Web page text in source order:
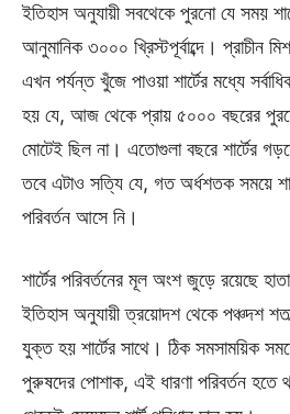
ইতিহাস অনুযায়ী সবথেকে পুরনো যে সময়
আনুমানিক ৩০০০ খ্রিস্টপূর্বাব্দে। প্রাচীন
এখন পর্যন্ত খুঁজে পাওয়া শার্টের মধ্যে
হয় যে, আজ থেকে প্রায় ৫০০০ বছরের পুরনো
মোটেই ছিল না। এতোগুলা বছরে শার্টের
তবে এটাও সত্যি যে, গত অর্ধশতক সময়ে
পরিবর্তন আসে নি।
শার্টের পরিবর্তনের মূল অংশ জুড়ে রয়েছে
ইতিহাস অনুযায়ী ত্রয়োদশ থেকে পঞ্চদশ
যুক্ত হয় শার্টের সাথে। ঠিক সমসাময়িক
পুরুষদের পোশাক, এই ধারণা পরিবর্তন হতে